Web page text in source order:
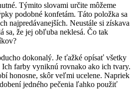
Týmito slovami určite môžeme
podobné konfetám. Táto položka sa
najpredávanejších. Neustále si získava
sa, že jej obľuba neklesá. Čo tak
dokonalý. Je ťažké opísať všetky
farby vyniknú rovnako ako ich tvary.
honosne, skôr veľmi ucelene. Napriek
jedného pečenia ľahko použiť